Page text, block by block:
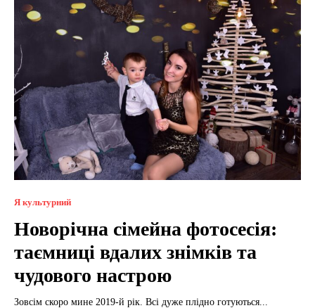
Я культурний
Новорічна сімейна фотосесія:
таємниці вдалих знімків та
чудового настрою
Зовсім скоро мине 2019-й рік. Всі дуже плідно готуються...